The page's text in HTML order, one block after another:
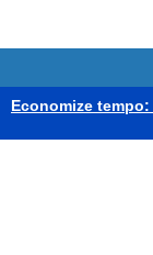
Economize tempo: